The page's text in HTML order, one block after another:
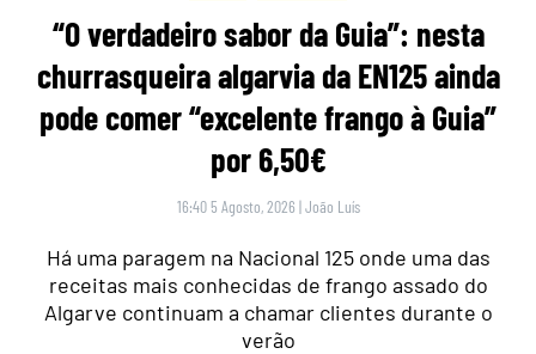
“O verdadeiro sabor da Guia”: nesta
churrasqueira algarvia da EN125 ainda
pode comer “excelente frango à Guia”
por 6,50€
16:40 5 Agosto, 2026 |João Luís
Há uma paragem na Nacional 125 onde uma das
receitas mais conhecidas de frango assado do
Algarve continuam a chamar clientes durante o
verão